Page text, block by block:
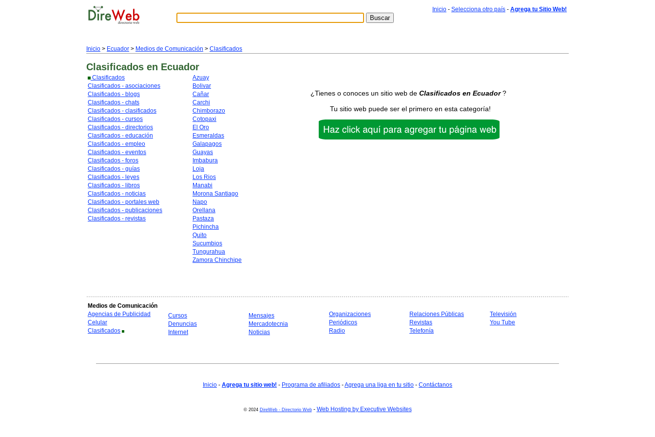
Inicio - Selecciona otro país - Agrega tu Sitio Web!
Inicio > Ecuador > Medios de Comunicación > Clasificados
Clasificados en Ecuador
Clasificados
Clasificados - asociaciones
Clasificados - blogs
Clasificados - chats
Clasificados - clasificados
Clasificados - cursos
Clasificados - directorios
Clasificados - educación
Clasificados - empleo
Clasificados - eventos
Clasificados - foros
Clasificados - guías
Clasificados - leyes
Clasificados - libros
Clasificados - noticias
Clasificados - portales web
Clasificados - publicaciones
Clasificados - revistas
Azuay
Bolivar
Cañar
Carchi
Chimborazo
Cotopaxi
El Oro
Esmeraldas
Galapagos
Guayas
Imbabura
Loja
Los Rios
Manabi
Morona Santiago
Napo
Orellana
Pastaza
Pichincha
Quito
Sucumbios
Tungurahua
Zamora Chinchipe
¿Tienes o conoces un sitio web de Clasificados en Ecuador?
Tu sitio web puede ser el primero en esta categoría!
Medios de Comunicación
Agencias de Publicidad
Celular
Clasificados
Cursos
Denuncias
Internet
Mensajes
Mercadotecnia
Noticias
Organizaciones
Periódicos
Radio
Relaciones Públicas
Revistas
Telefonía
Televisión
You Tube
Inicio - Agrega tu sitio web! - Programa de afiliados -Agrega una liga en tu sitio - Contáctanos
© 2024 DireWeb - Directorio Web- Web Hosting by Executive Websites